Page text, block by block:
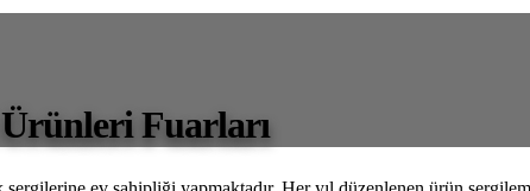
Fuarları